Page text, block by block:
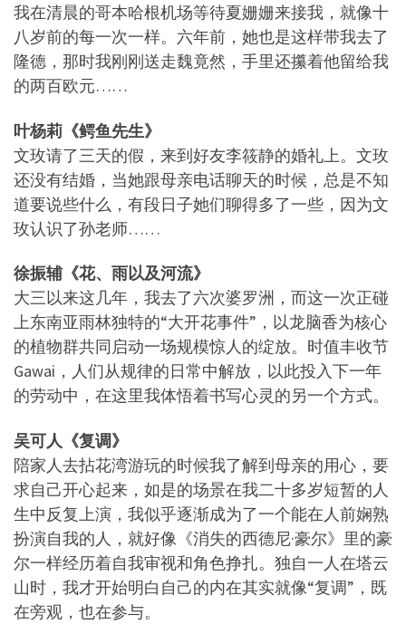
我在清晨的哥本哈根机场等待夏姗姗来接我，就像十
八岁前的每一次一样。六年前，她也是这样带我去了
隆德，那时我刚刚送走魏竟然，手里还攥着他留给我
的两百欧元……
叶杨莉《鳄鱼先生》
文玫请了三天的假，来到好友李筱静的婚礼上。文玫
还没有结婚，当她跟母亲电话聊天的时候，总是不知
道要说些什么，有段日子她们聊得多了一些，因为文
玫认识了孙老师……
徐振辅《花、雨以及河流》
大三以来这几年，我去了六次婆罗洲，而这一次正碰
上东南亚雨林独特的“大开花事件”，以龙脑香为核心
的植物群共同启动一场规模惊人的绽放。时值丰收节
Gawai，人们从规律的日常中解放，以此投入下一年
的劳动中，在这里我体悟着书写心灵的另一个方式。
吴可人《复调》
陪家人去拈花湾游玩的时候我了解到母亲的用心，要
求自己开心起来，如是的场景在我二十多岁短暂的人
生中反复上演，我似乎逐渐成为了一个能在人前娴熟
扮演自我的人，就好像《消失的西德尼·豪尔》里的豪
尔一样经历着自我审视和角色挣扎。独自一人在塔云
山时，我才开始明白自己的内在其实就像“复调”，既
在旁观，也在参与。